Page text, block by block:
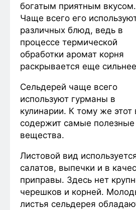
богатым приятным вкусом.
Чаще всего его
различных блюд, ведь в
процессе термической
обработки аромат корня
раскрывается еще
Сельдерей чаще всего
используют гурманы в
кулинарии. К тому же этот
содержит самые полезные
вещества.
Листовой вид
салатов, выпечки и в
приправы. Здесь нет
черешков и корней.
листья сельдерея